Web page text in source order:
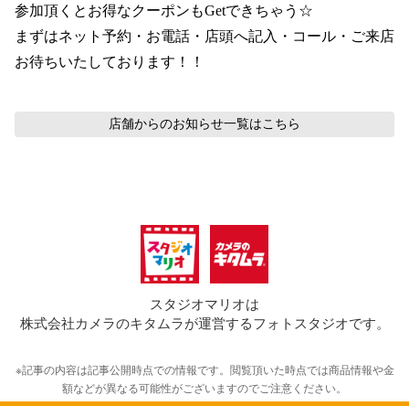
参加頂くとお得なクーポンもGetできちゃう☆
まずはネット予約・お電話・店頭へ記入・コール・ご来店
お待ちいたしております！！
店舗からのお知らせ一覧はこちら
スタジオマリオは
株式会社カメラのキタムラが運営するフォトスタジオです。
※記事の内容は記事公開時点での情報です。閲覧頂いた時点では商品情報や金
額などが異なる可能性がございますのでご注意ください。